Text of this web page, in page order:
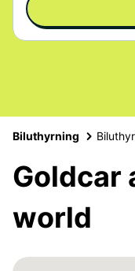
Biluthyrning
Goldcar
world